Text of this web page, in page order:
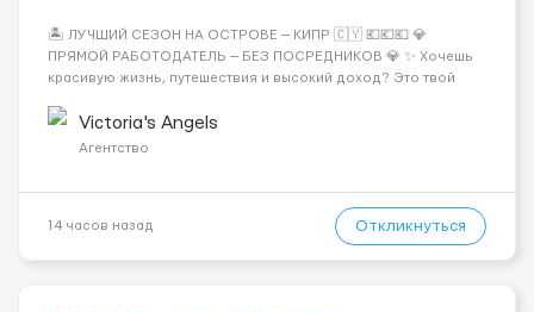
🏝️ ЛУЧШИЙ СЕЗОН НА ОСТРОВЕ — КИПР 🇨🇾 💶💶💶 💎
ПРЯМОЙ РАБОТОДАТЕЛЬ — БЕЗ ПОСРЕДНИКОВ 💎 ✨ Хочешь
красивую жизнь, путешествия и высокий доход? Это твой
Опытная команда с годами практики — Стабильный поток
клиентов (без ...
Victoria's Angels
Агентство
14 часов назад Откликнуться